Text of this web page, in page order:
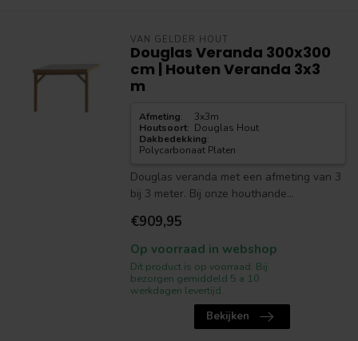
VAN GELDER HOUT
Douglas Veranda 300x300
cm | Houten Veranda 3x3
m
Afmeting:
3x3m
Houtsoort: Douglas Hout
Dakbedekking:
Polycarbonaat Platen
Douglas veranda met een afmeting van 3
bij 3 meter. Bij onze houthande...
€909,95
Op voorraad in webshop
Dit product is op voorraad. Bij
bezorgen gemiddeld 5 a 10
werkdagen levertijd.
Bekijken